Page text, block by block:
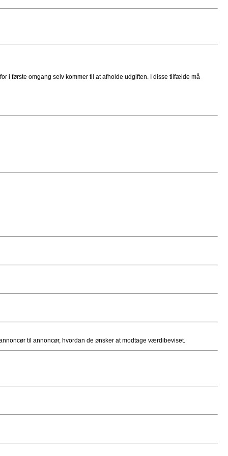
i første omgang selv kommer til at afholde udgiften. I disse tilfælde må
til annoncør, hvordan de ønsker at modtage værdibeviset.